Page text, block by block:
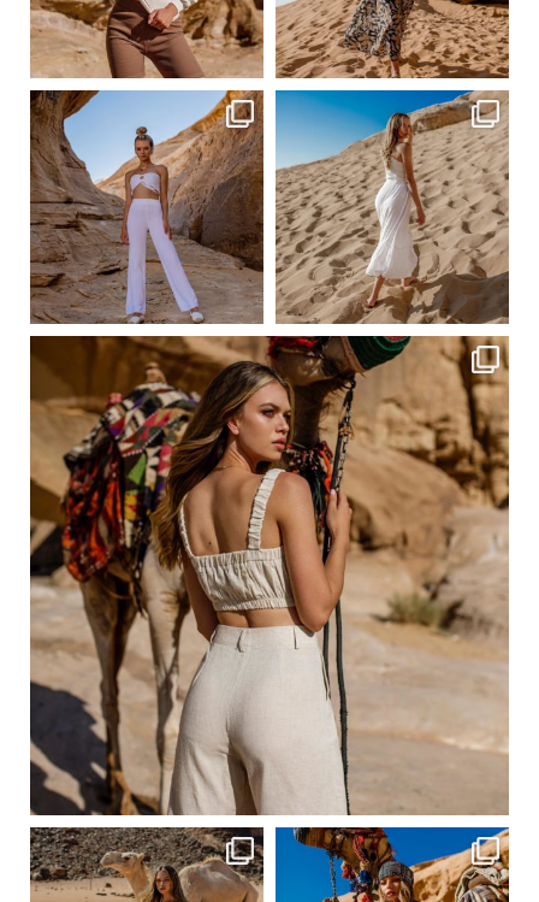
Сер 23 Сер 23
Сер 23
ebutikpl
Сер 23
ebutikpl
ebutikpl ebutikpl